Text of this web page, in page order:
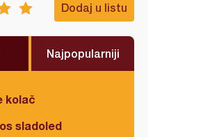
Dodaj u listu
Najpopularniji
kolač
sladoled